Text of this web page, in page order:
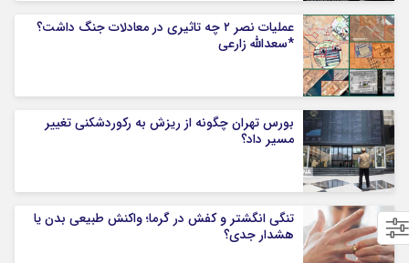
عملیات نصر ۲ چه تاثیری در معادلات جنگ داشت؟
*سعدالله زارعی
بورس تهران چگونه از ریزش به رکوردشکنی تغییر
مسیر داد؟
تنگی انگشتر و کفش در گرما؛ واکنش طبیعی بدن یا
هشدار جدی؟